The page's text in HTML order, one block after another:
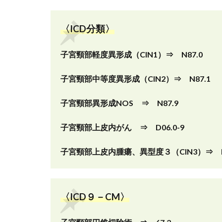
〈ICD分類〉
子宮頸部軽度異形成（CIN1）⇒ N87.0
子宮頸部中等度異形成（CIN2）⇒ N87.1
子宮頸部異形成NOS ⇒ N87.9
子宮頸部上皮内がん ⇒ D06.0-9
子宮頸部上皮内腫瘍、異型度３（CIN3）⇒
〈ICD９－CM〉